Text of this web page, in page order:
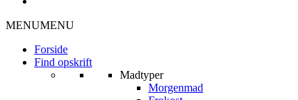
MENUMENU
Forside
Find opskrift
Madtyper
Morgenmad